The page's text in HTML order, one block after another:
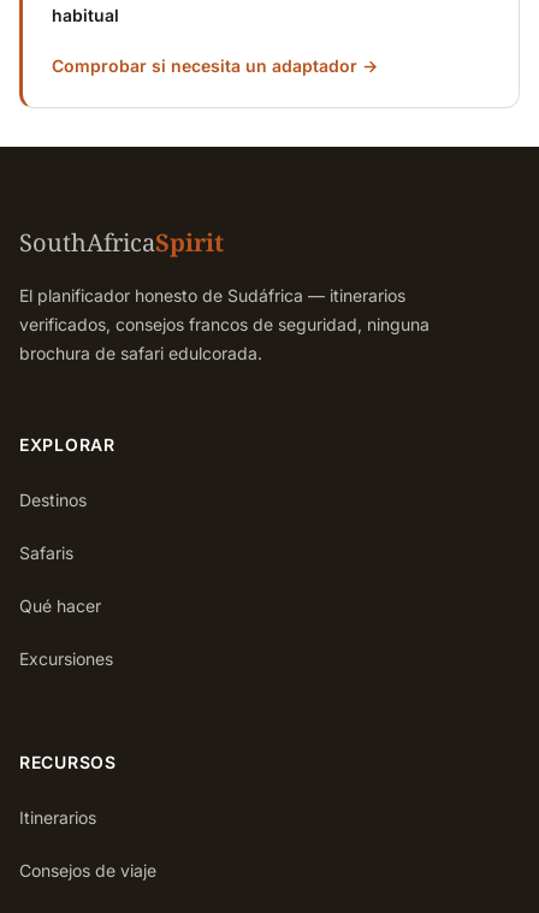
habitual
Comprobar si necesita un adaptador →
SouthAfricaSpirit
El planificador honesto de Sudáfrica — itinerarios
verificados, consejos francos de seguridad, ninguna
brochura de safari edulcorada.
EXPLORAR
Destinos
Safaris
Qué hacer
Excursiones
RECURSOS
Itinerarios
Consejos de viaje